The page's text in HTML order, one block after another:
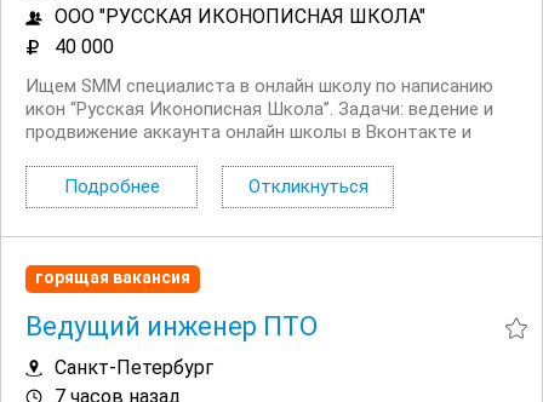
ООО "РУССКАЯ ИКОНОПИСНАЯ ШКОЛА"
40 000
Ищем SMM специалиста в онлайн школу по написанию
икон “Русская Иконописная Школа”. Задачи: ведение и
продвижение аккаунта онлайн школы в Вконтакте и
составление контент плана на месяц с учетом воронки и
общей...
Подробнее Откликнуться
горящая вакансия
Ведущий инженер ПТО
Санкт-Петербург
7 часов назад